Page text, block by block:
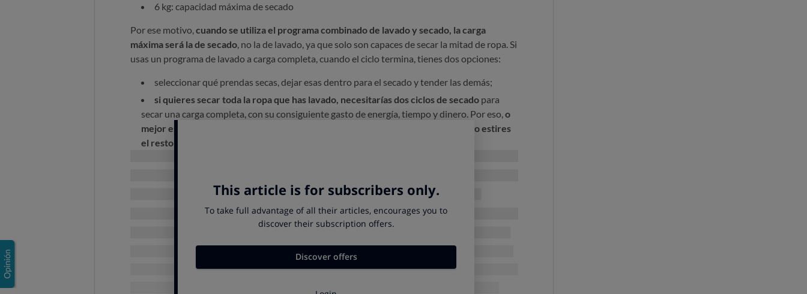
6 kg: capacidad máxima de secado
Por ese motivo, cuando se utiliza el programa combinado de lavado y secado, la carga
máximaserá la de secado, no la de lavado, ya que solo son capaces de secar la mitad de ropa. Si
usas un programa de lavado a carga completa, cuando el ciclo termina, tienes dos opciones:
seleccionar qué prendas secas, dejar esas dentro para el secado y tender las demás;
si quieres secar toda la ropa que has lavado, necesitarías dos ciclos de secadopara
secar una carga completa, con su consiguiente gasto de energía, tiempo y dinero. Por eso, o
mejor es que selecciones la ropa que de verdad te interesa secar y que tiendas o estires
el resto de las prendas
En secado, los resultados mejoran si:
centrifugas a muchas revoluciones si el tejido lo admite
separas las prendas según el grosor del tejido (vaqueros y toallas por un lado, sintéticos y